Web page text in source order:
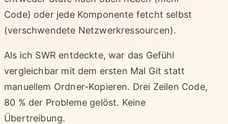
Code) oder jede Komponente fetcht selbst
(verschwendete Netzwerkressourcen).
Als ich SWR entdeckte, war das Gefühl
vergleichbar mit dem ersten Mal Git statt
manuellem Ordner-Kopieren. Drei Zeilen Code,
80 % der Probleme gelöst. Keine
Übertreibung.